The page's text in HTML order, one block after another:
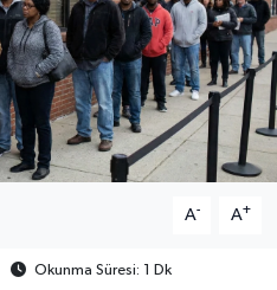
A- A+
Okunma Süresi: 1 Dk